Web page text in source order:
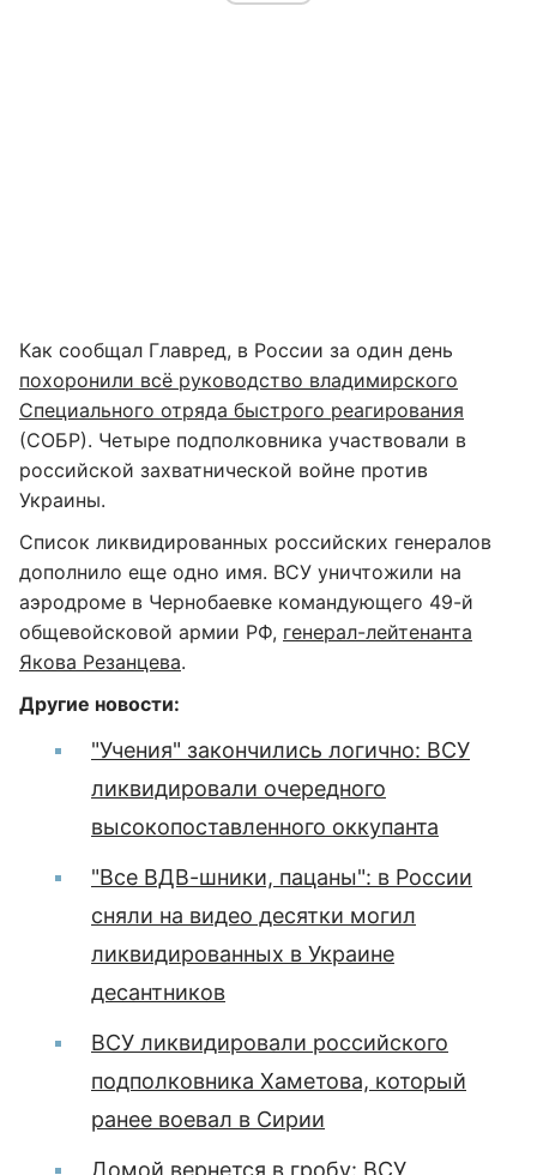
Как сообщал Главред, в России за один день
похоронили всё руководство владимирского
Специального отряда быстрого реагирования
(СОБР). Четыре подполковника участвовали в
российской захватнической войне против
Украины.
Список ликвидированных российских генералов
дополнило еще одно имя. ВСУ уничтожили на
аэродроме в Чернобаевке командующего 49-й
общевойсковой армии РФ, генерал-лейтенанта
Якова Резанцева.
Другие новости:
"Учения" закончились логично: ВСУ
ликвидировали очередного
высокопоставленного оккупанта
"Все ВДВ-шники, пацаны": в России
сняли на видео десятки могил
ликвидированных в Украине
десантников
ВСУ ликвидировали российского
подполковника Хаметова, который
ранее воевал в Сирии
Домой вернется в гробу: ВСУ